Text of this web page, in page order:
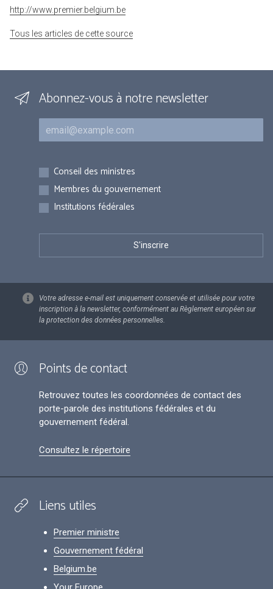
http://www.premier.belgium.be
Tous les articles de cette source
Abonnez-vous à notre newsletter
Courriel
Inscriptions
Conseil des ministres
Membres du gouvernement
Institutions fédérales
Votre adresse e-mail est uniquement conservée et utilisée pour votre
inscription à la newsletter, conformément au Règlement européen sur
la protection des données personnelles.
Points de contact
Retrouvez toutes les coordonnées de contact des
porte-parole des institutions fédérales et du
gouvernement fédéral.
Consultez le répertoire
Liens utiles
Premier ministre
Gouvernement fédéral
Belgium.be